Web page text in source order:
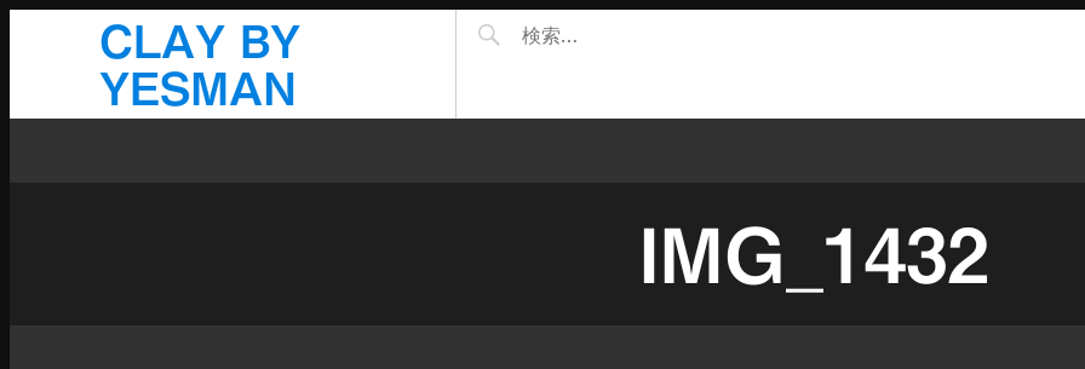
CLAY BY
YESMAN
IMG_1432